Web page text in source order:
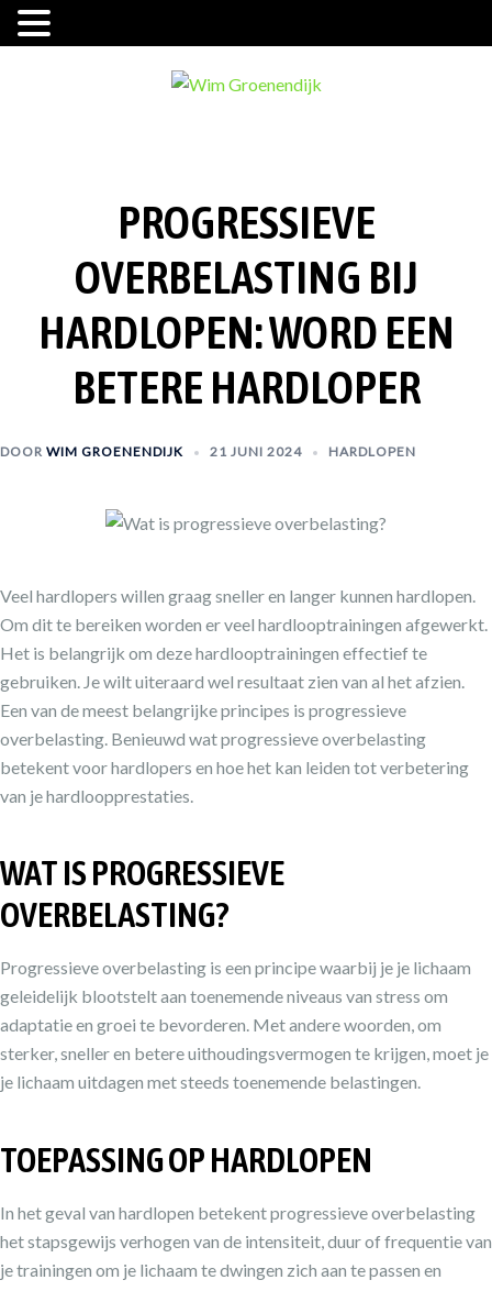
PROGRESSIEVE
OVERBELASTING BIJ
HARDLOPEN: WORD EEN
BETERE HARDLOPER
DOOR WIM GROENENDIJK 21 JUNI 2024 HARDLOPEN
Veel hardlopers willen graag sneller en langer kunnen hardlopen.
Om dit te bereiken worden er veel hardlooptrainingen afgewerkt.
Het is belangrijk om deze hardlooptrainingen effectief te
gebruiken. Je wilt uiteraard wel resultaat zien van al het afzien.
Een van de meest belangrijke principes is progressieve
overbelasting. Benieuwd wat progressieve overbelasting
betekent voor hardlopers en hoe het kan leiden tot verbetering
van je hardloopprestaties.
WAT IS PROGRESSIEVE
OVERBELASTING?
Progressieve overbelasting is een principe waarbij je je lichaam
geleidelijk blootstelt aan toenemende niveaus van stress om
adaptatie en groei te bevorderen. Met andere woorden, om
sterker, sneller en betere uithoudingsvermogen te krijgen, moet je
je lichaam uitdagen met steeds toenemende belastingen.
TOEPASSING OP HARDLOPEN
In het geval van hardlopen betekent progressieve overbelasting
het stapsgewijs verhogen van de intensiteit, duur of frequentie van
je trainingen om je lichaam te dwingen zich aan te passen en